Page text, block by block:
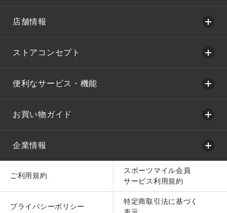
店舗情報
ストアコンセプト
便利なサービス・機能
お買い物ガイド
企業情報
ご利用規約
スポーツマイル会員
サービス利用規約
プライバシーポリシー
特定商取引法に基づく